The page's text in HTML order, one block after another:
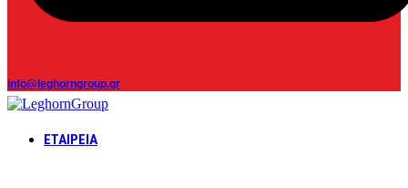
info@leghorngroup.gr
ΕΤΑΙΡΕΊΑ